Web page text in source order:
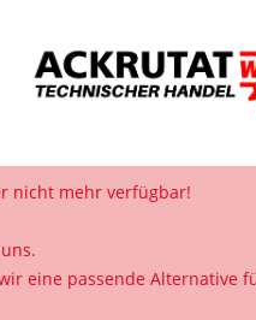
nicht mehr verfügbar!
eine passende Alternative